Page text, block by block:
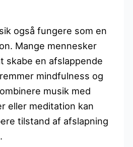
også fungere som en
Mange mennesker
skabe en afslappende
mindfulness og
musik med
eller meditation kan
tilstand af afslapning